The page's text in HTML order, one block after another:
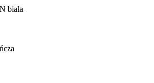
biała